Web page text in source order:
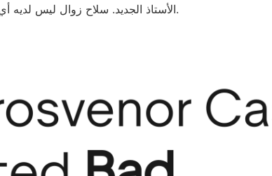
الأستاذ الجديد. سلاح زوال ليس لديه أي ممتلكات استثمار بعيدا عن يسوع.